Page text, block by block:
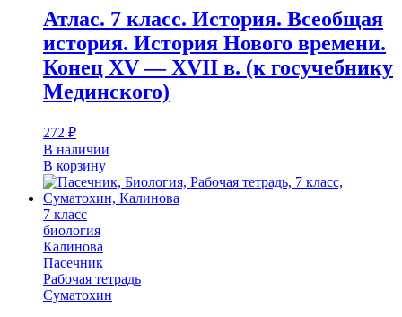
Атлас. 7 класс. История. Всеобщая
история. История Нового времени.
Конец XV — XVII в. (к госучебнику
Мединского)
272 ₽
В наличии
В корзину
7 класс
биология
Калинова
Пасечник
Рабочая тетрадь
Суматохин